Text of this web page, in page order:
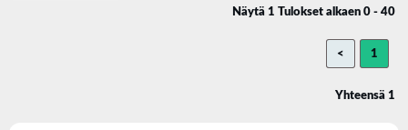
Näytä 1 Tulokset alkaen 0 - 40
< 1
Yhteensä 1